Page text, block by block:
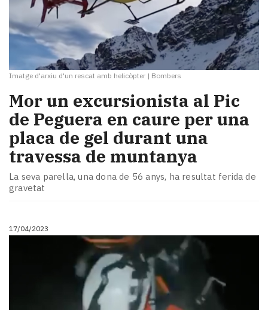
Imatge d'arxiu d'un rescat amb helicòpter | Bombers
​Mor un excursionista al Pic
de Peguera en caure per una
placa de gel durant una
travessa de muntanya
La seva parella, una dona de 56 anys, ha resultat ferida de
gravetat
17/04/2023